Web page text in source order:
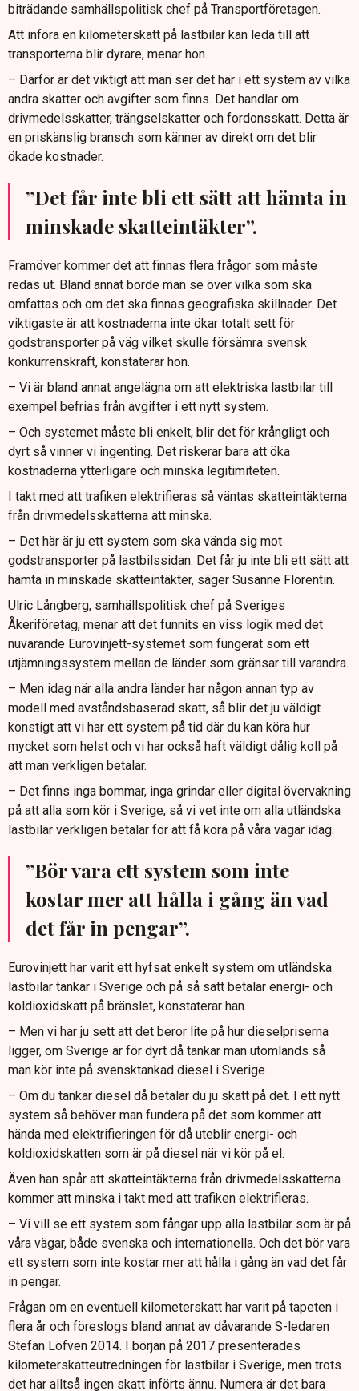
biträdande samhällspolitisk chef på Transportföretagen.
Att införa en kilometerskatt på lastbilar kan leda till att
transporterna blir dyrare, menar hon.
– Därför är det viktigt att man ser det här i ett system av vilka
andra skatter och avgifter som finns. Det handlar om
drivmedelsskatter, trängselskatter och fordonsskatt. Detta är
en priskänslig bransch som känner av direkt om det blir
ökade kostnader.
”Det får inte bli ett sätt att hämta in
minskade skatteintäkter”.
Framöver kommer det att finnas flera frågor som måste
redas ut. Bland annat borde man se över vilka som ska
omfattas och om det ska finnas geografiska skillnader. Det
viktigaste är att kostnaderna inte ökar totalt sett för
godstransporter på väg vilket skulle försämra svensk
konkurrenskraft, konstaterar hon.
– Vi är bland annat angelägna om att elektriska lastbilar till
exempel befrias från avgifter i ett nytt system.
– Och systemet måste bli enkelt, blir det för krångligt och
dyrt så vinner vi ingenting. Det riskerar bara att öka
kostnaderna ytterligare och minska legitimiteten.
I takt med att trafiken elektrifieras så väntas skatteintäkterna
från drivmedelsskatterna att minska.
– Det här är ju ett system som ska vända sig mot
godstransporter på lastbilssidan. Det får ju inte bli ett sätt att
hämta in minskade skatteintäkter, säger Susanne Florentin.
Ulric Långberg, samhällspolitisk chef på Sveriges
Åkeriföretag, menar att det funnits en viss logik med det
nuvarande Eurovinjett-systemet som fungerat som ett
utjämningssystem mellan de länder som gränsar till varandra.
– Men idag när alla andra länder har någon annan typ av
modell med avståndsbaserad skatt, så blir det ju väldigt
konstigt att vi har ett system på tid där du kan köra hur
mycket som helst och vi har också haft väldigt dålig koll på
att man verkligen betalar.
– Det finns inga bommar, inga grindar eller digital övervakning
på att alla som kör i Sverige, så vi vet inte om alla utländska
lastbilar verkligen betalar för att få köra på våra vägar idag.
”Bör vara ett system som inte
kostar mer att hålla i gång än vad
det får in pengar”.
Eurovinjett har varit ett hyfsat enkelt system om utländska
lastbilar tankar i Sverige och på så sätt betalar energi- och
koldioxidskatt på bränslet, konstaterar han.
– Men vi har ju sett att det beror lite på hur dieselpriserna
ligger, om Sverige är för dyrt då tankar man utomlands så
man kör inte på svensktankad diesel i Sverige.
– Om du tankar diesel då betalar du ju skatt på det. I ett nytt
system så behöver man fundera på det som kommer att
hända med elektrifieringen för då uteblir energi- och
koldioxidskatten som är på diesel när vi kör på el.
Även han spår att skatteintäkterna från drivmedelsskatterna
kommer att minska i takt med att trafiken elektrifieras.
– Vi vill se ett system som fångar upp alla lastbilar som är på
våra vägar, både svenska och internationella. Och det bör vara
ett system som inte kostar mer att hålla i gång än vad det får
in pengar.
Frågan om en eventuell kilometerskatt har varit på tapeten i
flera år och föreslogs bland annat av dåvarande S-ledaren
Stefan Löfven 2014. I början på 2017 presenterades
kilometerskatteutredningen för lastbilar i Sverige, men trots
det har alltså ingen skatt införts ännu. Numera är det bara